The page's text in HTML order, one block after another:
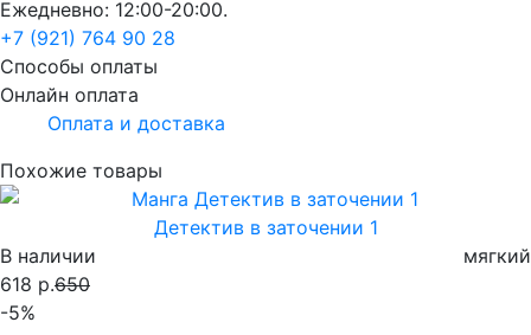
Ежедневно: 12:00-20:00.
+7 (921) 764 90 28
Способы оплаты
Онлайн оплата
Оплата и доставка
Похожие товары
Детектив в заточении 1
В наличии
мягкий
618 р.650
-5%